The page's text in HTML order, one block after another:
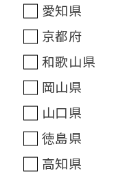
愛知県
京都府
和歌山県
岡山県
山口県
徳島県
高知県